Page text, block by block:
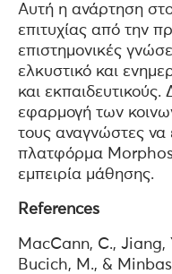
Αυτή η ανάρτηση
επιτυχίας από την
επιστημονικές
ελκυστικό και
και
εφαρμογή των
τους αναγνώστες να
πλατφόρμα
εμπειρία μάθησης.
References
MacCann, C., Jiang,
Bucich, M., &